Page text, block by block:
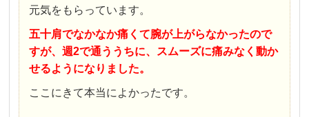
元気をもらっています。
五十肩でなかなか痛くて腕が上がらなかったので
すが、週2で通ううちに、スムーズに痛みなく動か
せるようになりました。
ここにきて本当によかったです。